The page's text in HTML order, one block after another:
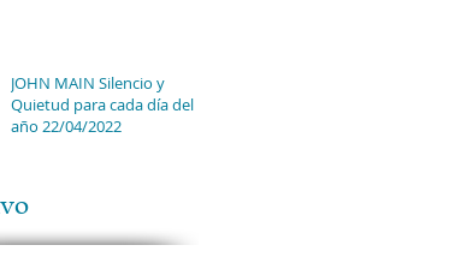
JOHN MAIN Silencio y
Quietud para cada día del
año 22/04/2022